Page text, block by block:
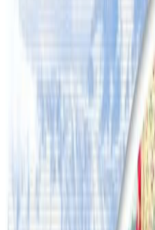
सम्बन्धित समाचार
अष्ट्रेलियामा नर्सको
२०२६ अगस्ट ३
अस्ट्रेलियामा विवाह
२०२६ जुलाई २९
थापाथलीबाट